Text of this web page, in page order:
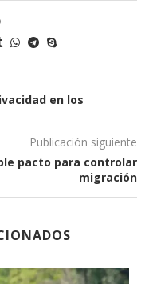
en los
Publicación siguiente
pacto para controlar
migración